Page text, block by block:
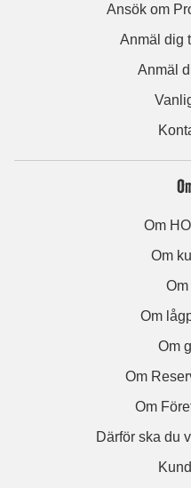
Ansök om
Anmäl dig
Anmäl
Om
Om
Om
Om
Om
Om
Därför ska du